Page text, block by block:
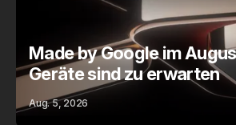
Made by Google im
Geräte sind zu erwarten
Aug. 5, 2026